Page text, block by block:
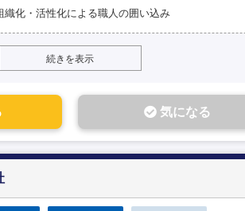
織化・活性化による職人の囲い込み
続きを表示
気になる